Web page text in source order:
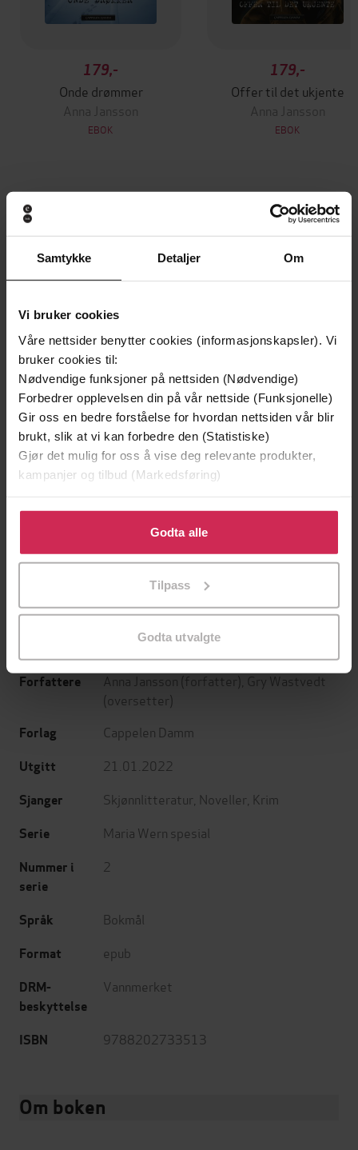
Samtykke Detaljer Om
Vi bruker cookies
Våre nettsider benytter cookies (informasjonskapsler). Vi
bruker cookies til:
Nødvendige funksjoner på nettsiden (Nødvendige)
Forbedrer opplevelsen din på vår nettside (Funksjonelle)
Gir oss en bedre forståelse for hvordan nettsiden vår blir
brukt, slik at vi kan forbedre den (Statistiske)
Gjør det mulig for oss å vise deg relevante produkter,
kampanjer og tilbud (Markedsføring)
Klikk på «Godta alle» for å gi oss ditt samtykke til å
bruke cookies for alle disse formålene. Du kan også
tilpasse ditt samtykke til spesifikke formål ved å klikke
Godta alle
Tilpass
Godta utvalgte
179,-
Onde drømmer
Anna Jansson
EBOK
179,-
Offer til det ukjente
Anna Jansson
EBOK
Andre har også kjøpt
Premium
Vinner av Rivertonprisen
EBOK
Premium
EBOK
Maria Wern sommernovelle
Forfattere Anna Jansson (forfatter), Gry Wastvedt
(oversetter)
Forlag Cappelen Damm
Utgitt 21.01.2022
Sjanger Skjønnlitteratur Noveller Krim
Serie Maria Wern spesial
Nummer i
serie
2
Språk Bokmål
Format epub
DRM-
beskyttelse
Vannmerket
ISBN 9788202733513
Om boken